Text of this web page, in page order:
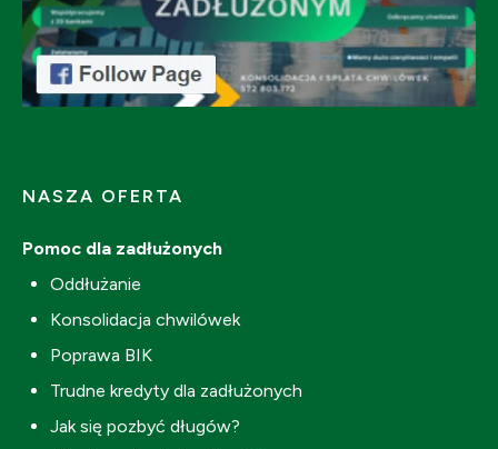
NASZA OFERTA
Pomoc dla zadłużonych
Oddłużanie
Konsolidacja chwilówek
Poprawa BIK
Trudne kredyty dla zadłużonych
Jak się pozbyć długów?